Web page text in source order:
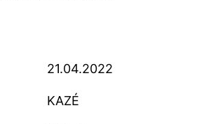
21.04.2022
KAZÉ